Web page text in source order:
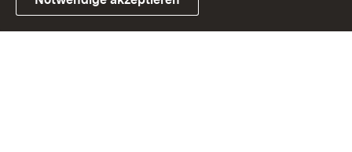
Link zum Landesportal